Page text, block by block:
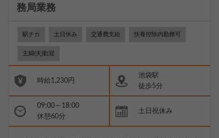
務局業務
駅チカ 土日休み 交通費支給 扶養控除内勤務可
主婦(夫)歓迎
時給1,230円
池袋駅
徒歩5分
09:00～18:00
休憩60分
土日祝休み